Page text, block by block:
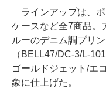
ラインアップは、ポ
ケースなど全7商品。
ルーのデニム調プリ
（BELL47/DC-3/L-
ゴールドジェット/エ
象に仕上げた。